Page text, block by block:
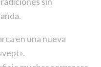
en una nueva